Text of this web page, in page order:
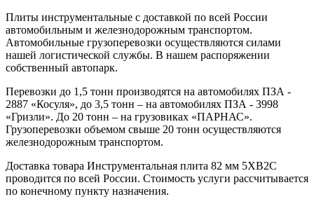
Плиты инструментальные с доставкой по всей России
автомобильным и железнодорожным транспортом.
Автомобильные грузоперевозки осуществляются силами
нашей логистической службы. В нашем распоряжении
собственный автопарк.
Перевозки до 1,5 тонн производятся на автомобилях ПЗА -
2887 «Косуля», до 3,5 тонн – на автомобилях ПЗА - 3998
«Гризли». До 20 тонн – на грузовиках «ПАРНАС».
Грузоперевозки объемом свыше 20 тонн осуществляются
железнодорожным транспортом.
Доставка товара Инструментальная плита 82 мм 5ХВ2С
проводится по всей России. Стоимость услуги рассчитывается
по конечному пункту назначения.